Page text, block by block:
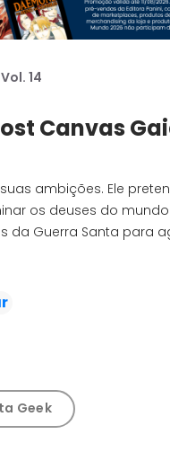
14
Canvas
ambições. Ele
os deuses do mundo
da Guerra Santa para
é claro que o Grande
numa batalha
Geek